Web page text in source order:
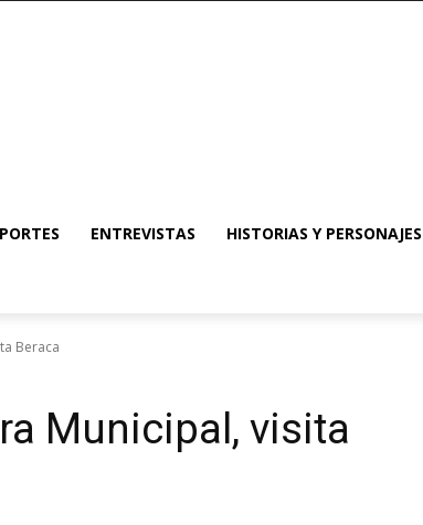
ENTREVISTAS HISTORIAS Y PERSONAJES
Beraca
Municipal, visita